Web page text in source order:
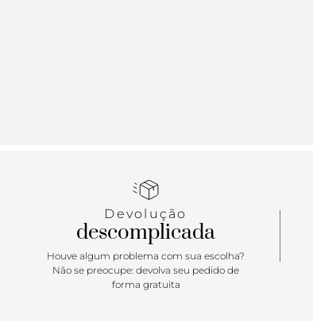
Devolução
descomplicada
Houve algum problema com sua escolha?
Não se preocupe: devolva seu pedido de
forma gratuita